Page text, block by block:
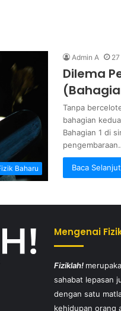
Baharu
Admin A
Dilema
Tanpa
bahagian
Bahagian 1 di
Baca
Mengenai
Fiziklah!
sahabat lepasan
dengan satu
kehidupan orang